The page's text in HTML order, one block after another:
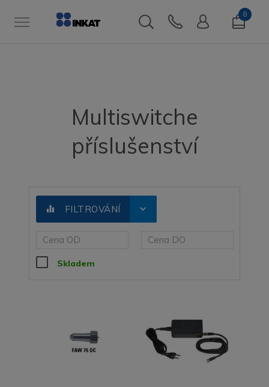
0
Multiswitche
příslušenství
equalizer FILTROVÁNÍ expand_more
Skladem